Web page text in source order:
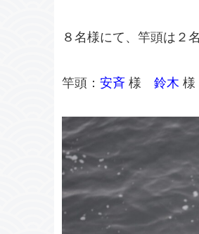
８名様にて、竿頭は２
竿頭： 安斉 様 鈴木 様